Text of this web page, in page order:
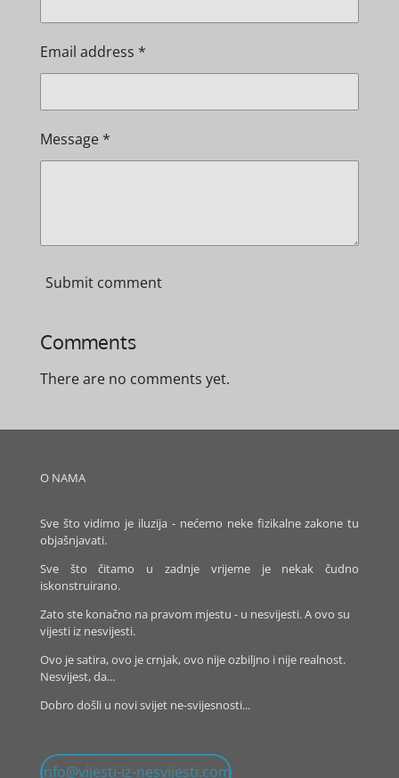
Email address *
Message *
Submit comment
Comments
There are no comments yet.
O NAMA
Sve što vidimo je iluzija - nećemo neke fizikalne zakone tu
objašnjavati.
Sve što čitamo u zadnje vrijeme je nekak čudno
iskonstruirano.
Zato ste konačno na pravom mjestu - u nesvijesti. A ovo su
vijesti iz nesvijesti.
Ovo je satira, ovo je crnjak, ovo nije ozbiljno i nije realnost.
Nesvijest, da...
Dobro došli u novi svijet ne-svijesnosti...
info@vijesti-iz-nesvijesti.com